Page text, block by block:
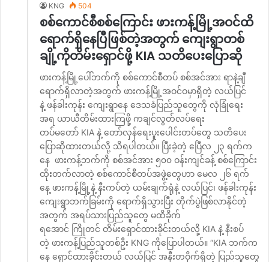
KNG 504
စစ်ကောင်စီစစ်ကြောင်း ဖားကန့်မြို့အဝင်ထိ
ရောက်ရှိနေပြီဖြစ်တဲ့အတွက် ကျေးရွာတစ်
ချို့ကိုတိမ်းရှောင်ဖို့ KIA သတိပေးပြောဆို
ဖားကန့်မြို့ပေါ်ဘက်ကို စစ်ကောင်စီတပ် စစ်အင်အား ရာနဲ့ချီ
ရောက်ရှိလာတဲ့အတွက် ဖားကန့်မြို့အဝင်ဝမှာရှိတဲ့ လယ်ပြင်
နဲ့ ဖန်ခါးကုန်း ကျေးရွာနေ ဒေသခံပြည်သူတွေကို လုံခြုံရေး
အရ ယာယီတိမ်းထားကြဖို့ ကချင်လွတ်လပ်ရေး
တပ်မတော် KIA နဲ့ တော်လှန်ရေးပူးပေါင်းတပ်တွေ သတိပေး
ပြောဆိုထားတယ်လို့ သိရပါတယ်။ ပြီးခဲ့တဲ့ ဧပြီလ ၂၃ ရက်က
နေ ဖားကန့်ဘက်ကို စစ်အင်အား ၅၀၀ ဝန်းကျင်ခန့် စစ်ကြောင်း
ထိုးတက်လာတဲ့ စစ်ကောင်စီတပ်အဖွဲ့တွေဟာ မေလ ၂၆ ရက်
နေ့ ဖားကန့်မြို့နဲ့ နီးကပ်တဲ့ ယမ်းချက်ရုံနဲ့ လယ်ပြင်၊ ဖန်ခါးကုန်း
ကျေးရွာဘက်ခြမ်းကို ရောက်ရှိသွားပြီး တိုက်ပွဲဖြစ်လာနိုင်တဲ့
အတွက် အရပ်သားပြည်သူတွေ မထိခိုက်
ရအောင် ကြိုတင် တိမ်းရှောင်ထားခိုင်းတယ်လို့ KIA နဲ့ နီးစပ်
တဲ့ ဖားကန့်ပြည်သူတစ်ဦး KNG ကိုပြောပါတယ်။ “KIA ဘက်က
နေ ရှောင်ထားခိုင်းတယ် လယ်ပြင် အနီးတဝိုက်ရှိတဲ့ ပြည်သူတွေ